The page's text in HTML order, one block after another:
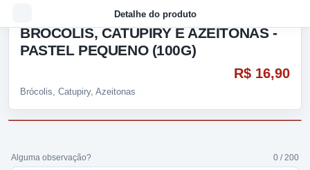
Detalhe do produto
BRÓCOLIS, CATUPIRY E AZEITONAS -
PASTEL PEQUENO (100G)
Brócolis, Catupiry, Azeitonas
R$ 16,90
Alguma observação? 0 / 200